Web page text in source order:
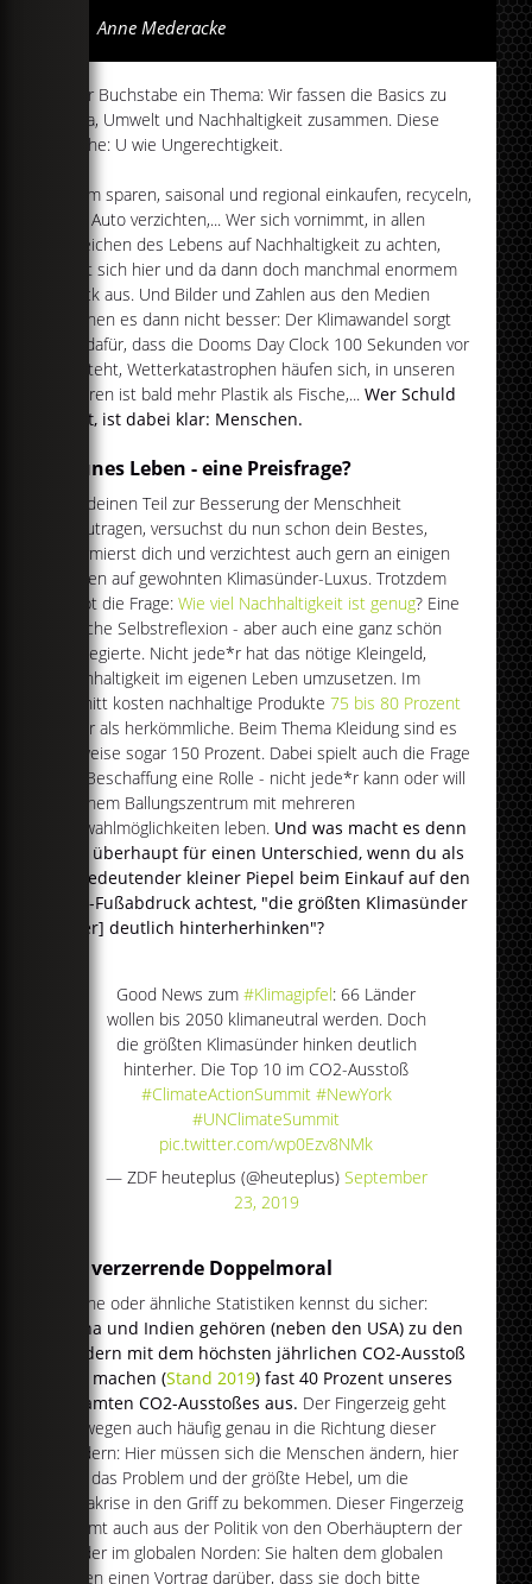
Anne Mederacke
Jeder Buchstabe ein Thema: Wir fassen die Basics zu
Klima, Umwelt und Nachhaltigkeit zusammen. Diese
Woche: U wie Ungerechtigkeit.
Strom sparen, saisonal und regional einkaufen, recyceln,
aufs Auto verzichten,... Wer sich vornimmt, in allen
Bereichen des Lebens auf Nachhaltigkeit zu achten,
setzt sich hier und da dann doch manchmal enormem
Druck aus. Und Bilder und Zahlen aus den Medien
machen es dann nicht besser: Der Klimawandel sorgt
u.a. dafür, dass die Dooms Day Clock 100 Sekunden vor
12 steht, Wetterkatastrophen häufen sich, in unseren
Meeren ist bald mehr Plastik als Fische,...Wer Schuld
trägt, ist dabei klar: Menschen.
Grünes Leben - eine Preisfrage?
Um deinen Teil zur Besserung der Menschheit
beizutragen, versuchst du nun schon dein Bestes,
informierst dich und verzichtest auch gern an einigen
Stellen auf gewohnten Klimasünder-Luxus. Trotzdem
bleibt die Frage:Wie viel Nachhaltigkeit ist genug? Eine
löbliche Selbstreflexion - aber auch eine ganz schön
privilegierte. Nicht jede*r hat das nötige Kleingeld,
Nachhaltigkeit im eigenen Leben umzusetzen. Im
Schnitt kosten nachhaltige Produkte75 bis 80 Prozent
mehr als herkömmliche. Beim Thema Kleidung sind es
teilweise sogar 150 Prozent. Dabei spielt auch die Frage
der Beschaffung eine Rolle - nicht jede*r kann oder will
in einem Ballungszentrum mit mehreren
Auswahlmöglichkeiten leben. Und was macht es denn
nun überhaupt für einen Unterschied, wenn du als
unbedeutender kleiner Piepel beim Einkauf auf den
CO2-Fußabdruck achtest, "die größten Klimasünder
[aber] deutlich hinterherhinken"?
Good News zum #Klimagipfel: 66 Länder
wollen bis 2050 klimaneutral werden. Doch
die größten Klimasünder hinken deutlich
hinterher. Die Top 10 im CO2-Ausstoß
#ClimateActionSummit #NewYork
#UNClimateSummit
pic.twitter.com/wp0Ezv8NMk
— ZDF heuteplus (@heuteplus) September
23, 2019
Die verzerrende Doppelmoral
Solche oder ähnliche Statistiken kennst du sicher:
China und Indien gehören (neben den USA) zu den
Ländern mit dem höchsten jährlichen CO2-Ausstoß
und machen (Stand 2019) fast 40 Prozent unseres
gesamten CO2-Ausstoßes aus. Der Fingerzeig geht
deswegen auch häufig genau in die Richtung dieser
Ländern: Hier müssen sich die Menschen ändern, hier
liegt das Problem und der größte Hebel, um die
Klimakrise in den Griff zu bekommen. Dieser Fingerzeig
kommt auch aus der Politik von den Oberhäuptern der
Länder im globalen Norden: Sie halten dem globalen
Süden einen Vortrag darüber, dass sie doch bitte